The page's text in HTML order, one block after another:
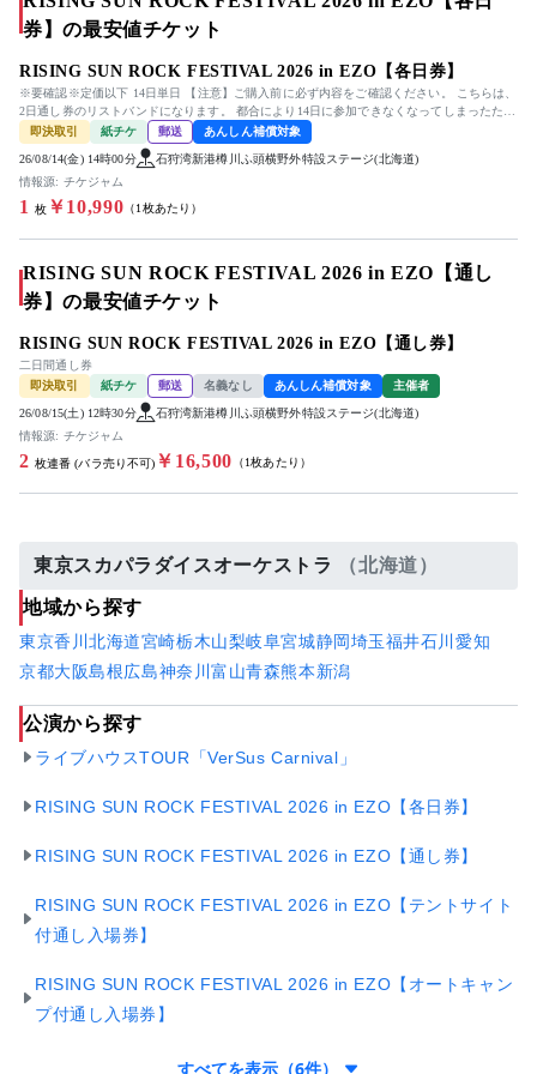
券】の最安値チケット
RISING SUN ROCK FESTIVAL 2026 in EZO【各日券】
※要確認※定価以下 14日単日 【注意】ご購入前に必ず内容をご確認ください。 こちらは、
2日通し券のリストバンドになります。 都合により14日に参加できなくなってしまったた
め、14日夜もしく...
即決取引 紙チケ 郵送 あんしん補償対象
26/08/14(金) 14時00分
石狩湾新港樽川ふ頭横野外特設ステージ(北海道)
情報源: チケジャム
1 枚￥10,990 （1枚あたり）
RISING SUN ROCK FESTIVAL 2026 in EZO【通し
券】の最安値チケット
RISING SUN ROCK FESTIVAL 2026 in EZO【通し券】
二日間通し券
即決取引
紙チケ 郵送 名義なし あんしん補償対象 主催者
26/08/15(土) 12時30分
石狩湾新港樽川ふ頭横野外特設ステージ(北海道)
情報源: チケジャム
2 枚連番 (バラ売り不可) ￥16,500 （1枚あたり）
東京スカパラダイスオーケストラ （北海道）
地域から探す
東京香川北海道宮崎栃木山梨岐阜宮城静岡埼玉福井石川愛知
京都大阪島根広島神奈川富山青森熊本新潟
公演から探す
ライブハウスTOUR「VerSus Carnival」
RISING SUN ROCK FESTIVAL 2026 in EZO【各日券】
RISING SUN ROCK FESTIVAL 2026 in EZO【通し券】
RISING SUN ROCK FESTIVAL 2026 in EZO【テントサイト
付通し⼊場券】
RISING SUN ROCK FESTIVAL 2026 in EZO【オートキャン
プ付通し⼊場券】
すべてを表示（6件）